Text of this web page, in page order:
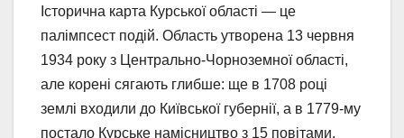
Історична карта Курської області — це
палімпсест подій. Область утворена 13 червня
1934 року з Центрально-Чорноземної області,
але корені сягають глибше: ще в 1708 році
землі входили до Київської губернії, а в 1779-му
постало Курське намісництво з 15 повітами.